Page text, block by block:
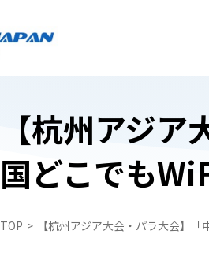
日本でお受け取り
WiFiレンタルプラン受取・返却
日本でお受け取り
中国携帯電話番号SIM
【杭州アジ
国どこでも
TOP 【杭州アジア大会・パラ大会】